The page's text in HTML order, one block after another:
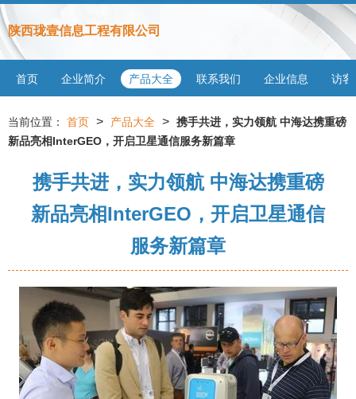
陕西珑壹信息工程有限公司
首页 企业简介 产品大全 联系我们 企业信息 访客
当前位置： 首页 > 产品大全 > 携手共进，实力领航 中海达携重磅
新品亮相InterGEO，开启卫星通信服务新篇章
携手共进，实力领航 中海达携重磅
新品亮相InterGEO，开启卫星通信
服务新篇章